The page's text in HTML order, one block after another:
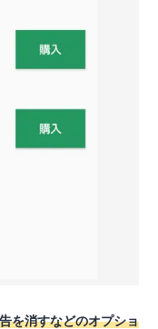
を消すなどのオプショ